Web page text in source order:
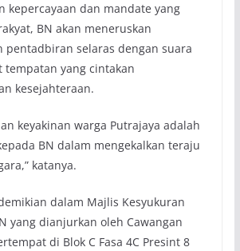
kepercayaan dan mandate yang
BN akan meneruskan
pentadbiran selaras dengan suara
tempatan yang cintakan
kesejahteraan.
keyakinan warga Putrajaya adalah
BN dalam mengekalkan teraju
katanya.
dalam Majlis Kesyukuran
yang dianjurkan oleh Cawangan
di Blok C Fasa 4C Presint 8